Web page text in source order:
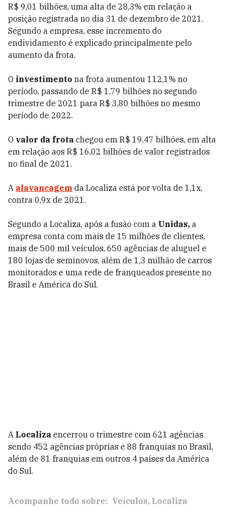
R$ 9,01 bilhões, uma alta de 28,3% em relação a
posição registrada no dia 31 de dezembro de 2021.
Segundo a empresa, esse incremento do
endividamento é explicado principalmente pelo
aumento da frota.
O investimento na frota aumentou 112,1% no
período, passando de R$ 1,79 bilhões no segundo
trimestre de 2021 para R$ 3,80 bilhões no mesmo
período de 2022.
O valor da frota chegou em R$ 19,47 bilhões, em alta
em relação aos R$ 16,02 bilhões de valor registrados
no final de 2021.
A alavancagem da Localiza está por volta de 1,1x,
contra 0,9x de 2021.
Segundo a Localiza, após a fusão com a Unidas, a
empresa conta com mais de 15 milhões de clientes,
mais de 500 mil veículos, 650 agências de aluguel e
180 lojas de seminovos, além de 1,3 milhão de carros
monitorados e uma rede de franqueados presente no
Brasil e América do Sul.
A Localiza encerrou o trimestre com 621 agências
sendo 452 agências próprias e 88 franquias no Brasil,
além de 81 franquias em outros 4 países da América
do Sul.
Acompanhe tudo sobre: Veículos Localiza